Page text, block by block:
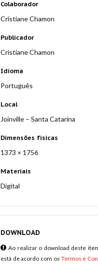
Colaborador
Cristiane Chamon
Publicador
Cristiane Chamon
Idioma
Português
Local
Joinville – Santa Catarina
Dimensões físicas
1373 × 1756
Materiais
Digital
DOWNLOAD
Ao realizar o download deste
está de acordo com os Termos e